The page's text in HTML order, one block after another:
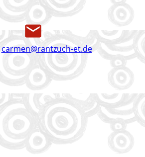
carmen@rantzuch-et.de